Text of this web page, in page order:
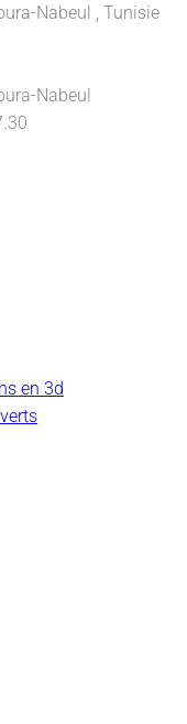
Nabeul , Tunisie
Nabeul
en 3d